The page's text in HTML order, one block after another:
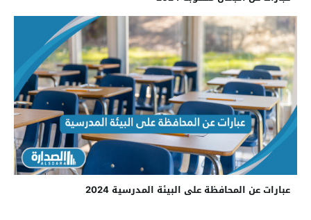
عبارات عن المحافظة على البيئة المدرسية 2024